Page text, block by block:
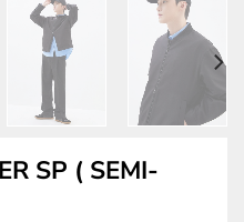
SP ( SEMI-